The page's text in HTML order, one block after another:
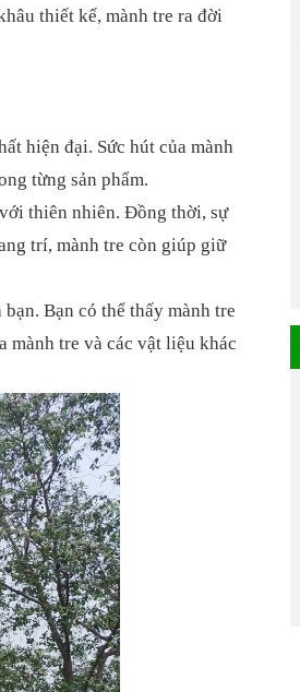
thiết kế, mành tre ra đời
hiện đại. Sức hút của mành
từng sản phẩm.
thiên nhiên. Đồng thời, sự
trí, mành tre còn giúp giữ
Bạn có thể thấy mành tre
mành tre và các vật liệu khác